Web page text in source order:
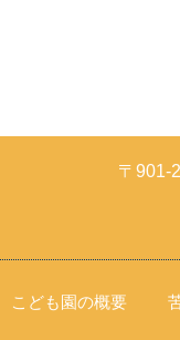
〒901-
こども園の概要